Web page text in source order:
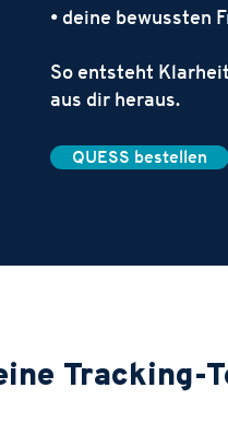
• deine bewussten
So entsteht
aus dir heraus.
QUESS bestellen
Tracking-